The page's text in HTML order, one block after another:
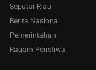
Seputar Riau
Berita Nasional
Pemerintahan
Ragam Peristiwa